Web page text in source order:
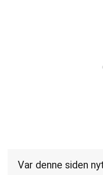
Var denne siden